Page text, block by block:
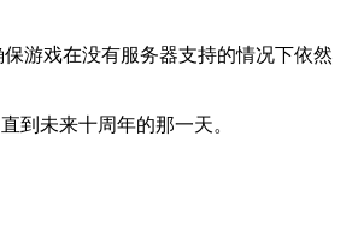
游戏在没有服务器支持的情况下依然
到未来十周年的那一天。